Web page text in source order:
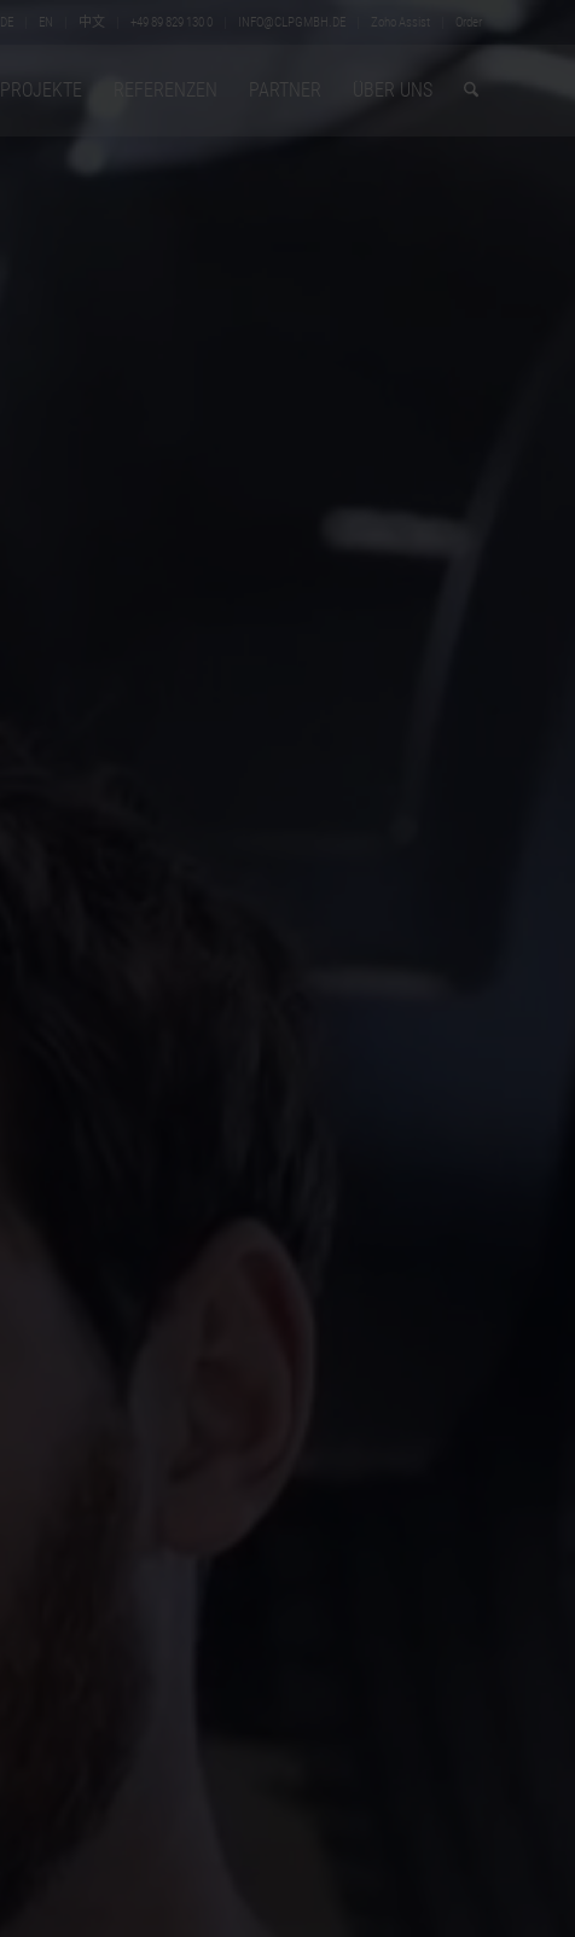
DE EN 中文 +49 89 829 130 0 INFO@CLPGMBH.DE Zoho Assist Order
PROJEKTE REFERENZEN PARTNER ÜBER UNS